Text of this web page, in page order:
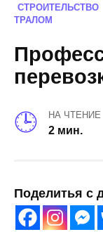
СТРОИТЕЛЬСТВО
ТРАЛОМ
НА ЧТЕНИЕ
2 мин.
Поделитья с